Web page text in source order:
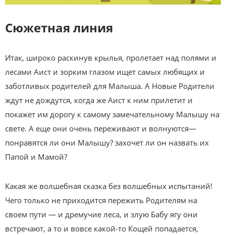
Сюжетная линия
Итак, широко раскинув крылья, пролетает над полями и
лесами Аист и зорким глазом ищет самых любящих и
заботливых родителей для Малыша. А Новые Родители
ждут не дождутся, когда же Аист к ним прилетит и
покажет им дорогу к самому замечательному Малышу на
свете. А еще они очень переживают и волнуются—
понравятся ли они Малышу? захочет ли он назвать их
Папой и Мамой?
Какая же волшебная сказка без волшебных испытаний!
Чего только не приходится пережить Родителям на
своем пути — и дремучие леса, и злую Бабу ягу они
встречают, а то и вовсе какой-то Кощей попадается,